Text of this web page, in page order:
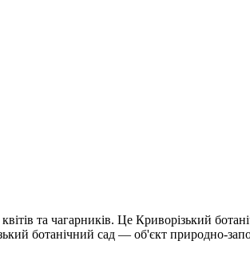
та чагарників. Це Криворізький
ботанічний сад — об'єкт природно-